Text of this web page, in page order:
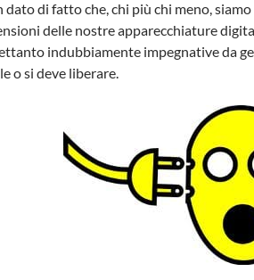
dato di fatto che, chi più chi meno,
delle nostre apparecchiature
indubbiamente impegnative da
o si deve liberare.